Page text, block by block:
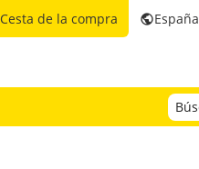
publicEspaña
Cesta de la compra